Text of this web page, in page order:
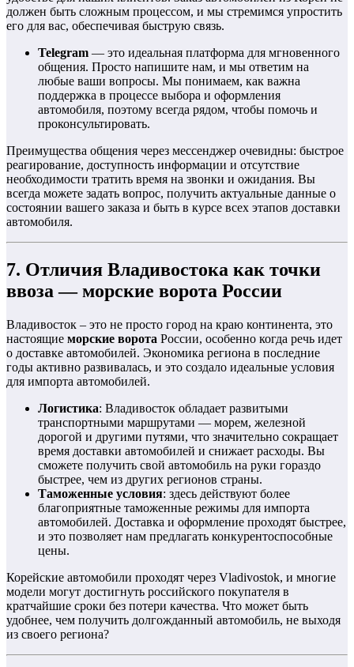
должен быть сложным процессом, и мы стремимся упростить
его для вас, обеспечивая быструю связь.
Telegram — это идеальная платформа для мгновенного
общения. Просто напишите нам, и мы ответим на
любые ваши вопросы. Мы понимаем, как важна
поддержка в процессе выбора и оформления
автомобиля, поэтому всегда рядом, чтобы помочь и
проконсультировать.
Преимущества общения через мессенджер очевидны: быстрое
реагирование, доступность информации и отсутствие
необходимости тратить время на звонки и ожидания. Вы
всегда можете задать вопрос, получить актуальные данные о
состоянии вашего заказа и быть в курсе всех этапов доставки
автомобиля.
7. Отличия Владивостока как точки
ввоза — морские ворота России
Владивосток – это не просто город на краю континента, это
настоящие морские ворота России, особенно когда речь идет
о доставке автомобилей. Экономика региона в последние
годы активно развивалась, и это создало идеальные условия
для импорта автомобилей.
Логистика: Владивосток обладает развитыми
транспортными маршрутами — морем, железной
дорогой и другими путями, что значительно сокращает
время доставки автомобилей и снижает расходы. Вы
сможете получить свой автомобиль на руки гораздо
быстрее, чем из других регионов страны.
Таможенные условия: здесь действуют более
благоприятные таможенные режимы для импорта
автомобилей. Доставка и оформление проходят быстрее,
и это позволяет нам предлагать конкурентоспособные
цены.
Корейские автомобили проходят через Vladivostok, и многие
модели могут достигнуть российского покупателя в
кратчайшие сроки без потери качества. Что может быть
удобнее, чем получить долгожданный автомобиль, не выходя
из своего региона?